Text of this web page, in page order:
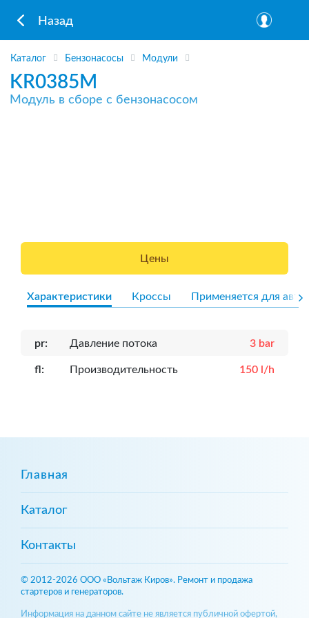
Назад
Каталог Бензонасосы Модули
KR0385M
Модуль в сборе с бензонасосом
Цены
Характеристики Кроссы Применяется для авто
pr: Давление потока 3 bar
fl: Производительность 150 l/h
Главная
Каталог
Контакты
© 2012-2026 ООО «Вольтаж Киров». Ремонт и продажа
стартеров и генераторов.
Информация на данном сайте не является публичной офертой,